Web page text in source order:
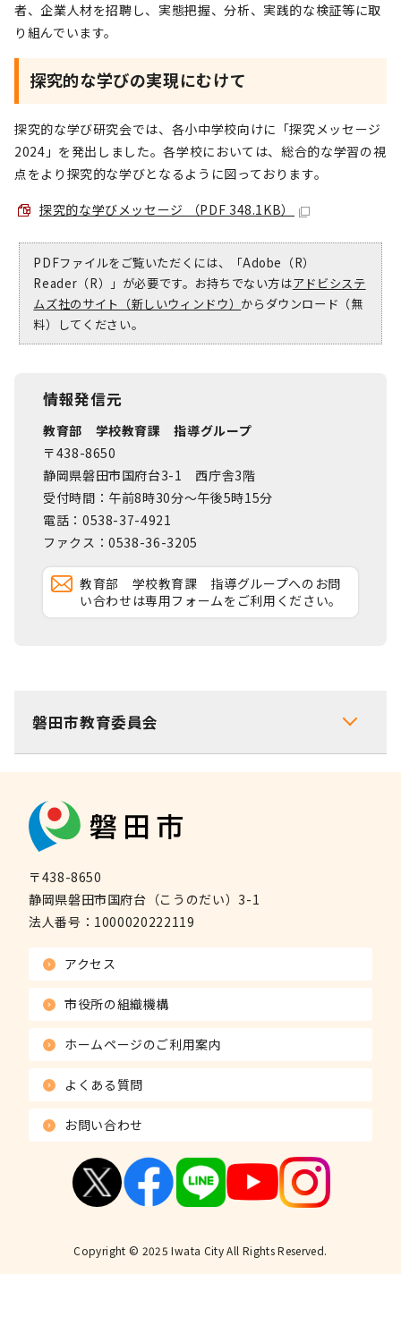
者、企業人材を招聘し、実態把握、分析、実践的な検証等に取
り組んでいます。
探究的な学びの実現にむけて
探究的な学び研究会では、各小中学校向けに「探究メッセージ
2024」を発出しました。各学校においては、総合的な学習の視
点をより探究的な学びとなるように図っております。
探究的な学びメッセージ （PDF 348.1KB）
PDFファイルをご覧いただくには、「Adobe（R）
Reader（R）」が必要です。お持ちでない方はアドビシステ
ムズ社のサイト（新しいウィンドウ） からダウンロード（無
料）してください。
情報発信元
教育部 学校教育課 指導グループ
〒438-8650
静岡県磐田市国府台3-1 西庁舎3階
受付時間：午前8時30分～午後5時15分
電話：0538-37-4921
ファクス：0538-36-3205
教育部 学校教育課 指導グループへのお問
い合わせは専用フォームをご利用ください。
磐田市教育委員会
〒438-8650
静岡県磐田市国府台（こうのだい）3-1
法人番号： 1000020222119
アクセス
市役所の組織機構
ホームページのご利用案内
よくある質問
お問い合わせ
Copyright © 2025 Iwata City All Rights Reserved.